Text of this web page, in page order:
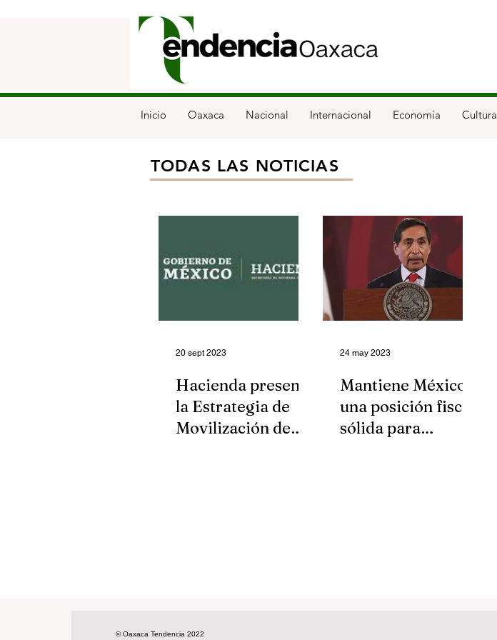
Inicio Oaxaca Nacional Internacional Economía Cultura
TODAS LAS NOTICIAS
Hacienda presenta
la Estrategia de
Movilización de
20 sept 2023
Mantiene México
una posición fiscal
sólida para
24 may 2023
© Oaxaca Tendencia 2022